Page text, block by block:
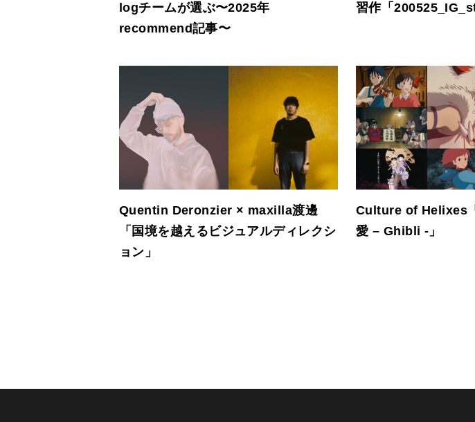
logチームが選ぶ〜2025年
recommend記事〜
習作「
Quentin Deronzier × maxilla渡邊
「国境を越えるビジュアルディレクシ
ョン」
Culture of Helixes
愛 – Ghibli -」